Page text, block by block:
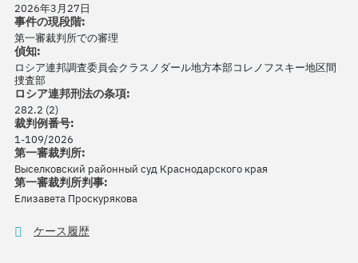
2026年3月27日
事件の現段階:
第一審裁判所での審理
偵知:
ロシア連邦調査委員会クラスノダール地方本部コレノフスキー地区間
捜査部
ロシア連邦刑法の条項:
282.2 (2)
裁判例番号:
1-109/2026
第一審裁判所:
Выселковский районный суд Краснодарского края
第一審裁判所判事:
Елизавета Проскурякова
ケース履歴